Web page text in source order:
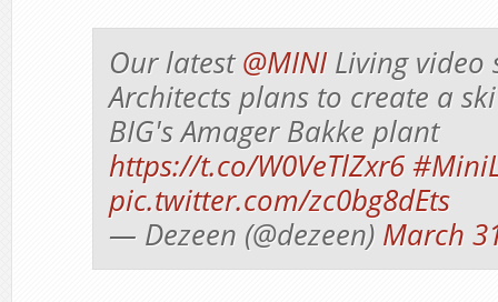
Our latest@MINILiving video
Architects plans to create a
BIG's Amager Bakke plant
https://t.co/W0VeTlZxr6
pic.twitter.com/zc0bg8dEts
— Dezeen (@dezeen) March